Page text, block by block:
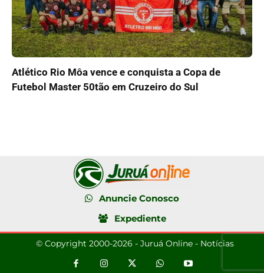
Atlético Rio Môa vence e conquista a Copa de
Futebol Master 50tão em Cruzeiro do Sul
Anuncie Conosco
Expediente
© Copyright 2000-2026 - Juruá Online - Notícias